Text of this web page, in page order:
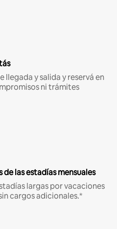
llegada y salida y reservá en
ni trámites
las estadías mensuales
largas por vacaciones
cargos adicionales.*